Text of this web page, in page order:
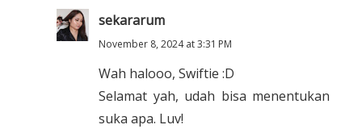
sekararum
November 8, 2024 at 3:31 PM
Wah halooo, Swiftie :D
Selamat yah, udah bisa menentukan
suka apa. Luv!